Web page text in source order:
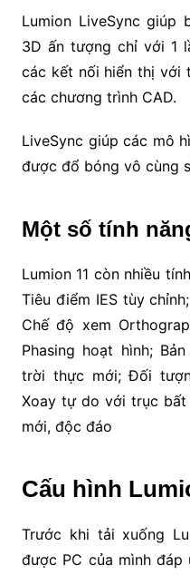
Lumion LiveSync giúp
3D ấn tượng chỉ với 1
các kết nối hiển thị với
các chương trình CAD.
LiveSync giúp các mô
được đổ bóng vô cùng
Một số tính
Lumion 11 còn nhiều
Tiêu điểm IES tùy
Chế độ xem
Phasing hoạt hình;
trời thực mới; Đối
Xoay tự do với trục
mới, độc đáo
Cấu hình
Trước khi tải xuống
được PC của mình